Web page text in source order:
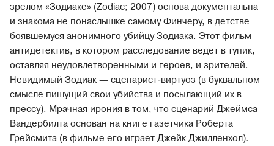
зрелом «Зодиаке» (Zodiac; 2007) основа документальна
и знакома не понаслышке самому Финчеру, в детстве
боявшемуся анонимного убийцу Зодиака. Этот фильм —
антидетектив, в котором расследование ведет в тупик,
оставляя неудовлетворенными и героев, и зрителей.
Невидимый Зодиак — сценарист-виртуоз (в буквальном
смысле пишущий свои убийства и посылающий их в
прессу). Мрачная ирония в том, что сценарий Джеймса
Вандербилта основан на книге газетчика Роберта
Грейсмита (в фильме его играет Джейк Джилленхол).